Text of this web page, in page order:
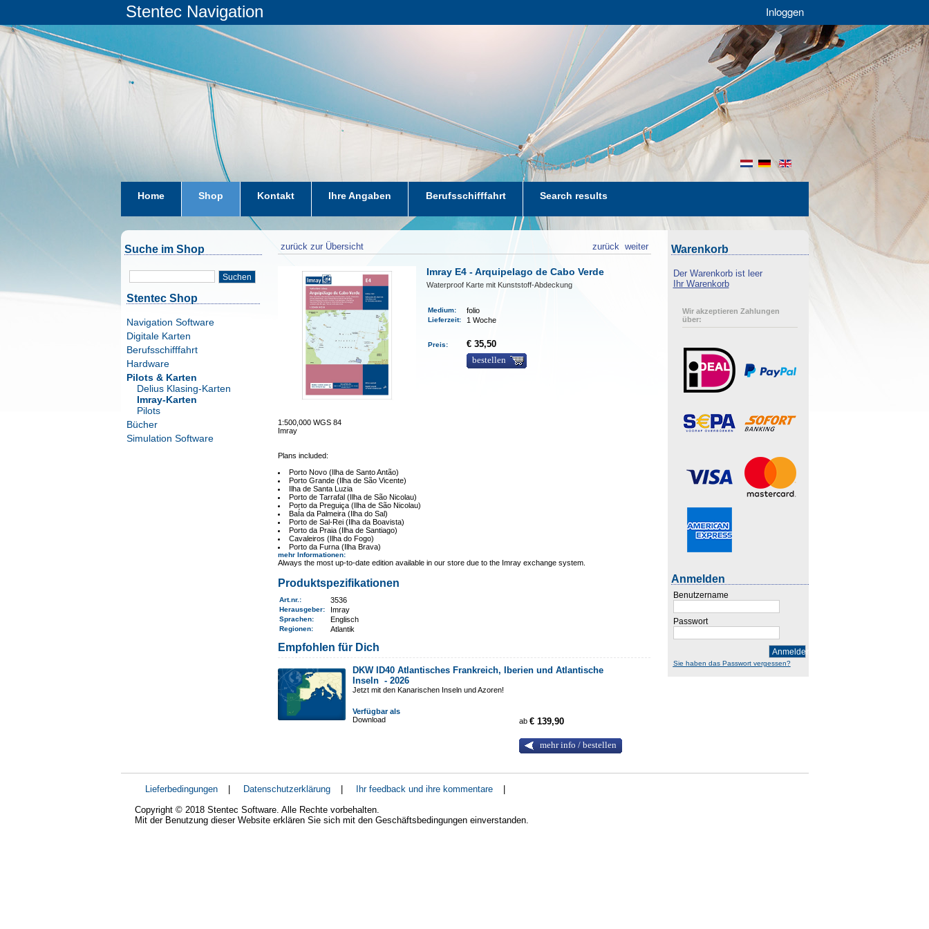
Stentec Navigation Inloggen
en
de
nl
Home Shop Kontakt Ihre Angaben Berufsschifffahrt Search results
Suche im Shop
Suchen
Stentec Shop
Navigation Software
Digitale Karten
Berufsschifffahrt
Hardware
Pilots & Karten
Delius Klasing-Karten
Imray-Karten
Pilots
Bücher
Simulation Software
zurück zur Übersicht weiter
zurück
Imray E4 - Arquipelago de Cabo Verde
Waterproof Karte mit Kunststoff-Abdeckung
Medium: folio
Lieferzeit: 1 Woche
Preis:
€ 35,50
bestellen
1:500,000 WGS 84
Imray
Plans included:
Porto Novo (Ilha de Santo Antão)
Porto Grande (Ilha de São Vicente)
Ilha de Santa Luzia
Porto de Tarrafal (Ilha de São Nicolau)
Porto da Preguiça (Ilha de São Nicolau)
BaÍa da Palmeira (Ilha do Sal)
Porto de Sal-Rei (Ilha da Boavista)
Porto da Praia (Ilha de Santiago)
Cavaleiros (Ilha do Fogo)
Porto da Furna (Ilha Brava)
mehr Informationen:
Always the most up-to-date edition available in our store due to the Imray exchange system.
Produktspezifikationen
Art.nr. : 3536
Herausgeber: Imray
Sprachen: Englisch
Regionen: Atlantik
Empfohlen für Dich
DKW ID40 Atlantisches Frankreich, Iberien und Atlantische
Inseln -2026
Jetzt mit den Kanarischen Inseln und Azoren!
Verfügbar als
Download
ab€ 139,90
mehr info / bestellen
Warenkorb
Der Warenkorb ist leer
Ihr Warenkorb
Wir akzeptieren Zahlungen
über:
Anmelden
Benutzername
Passwort
Anmelden
Sie haben das Passwort vergessen?
Lieferbedingungen Datenschutzerklärung Ihr feedback und ihre kommentare
Copyright © 2018 Stentec Software. Alle Rechte vorbehalten.
Mit der Benutzung dieser Website erklären Sie sich mit den Geschäftsbedingungen einverstanden.